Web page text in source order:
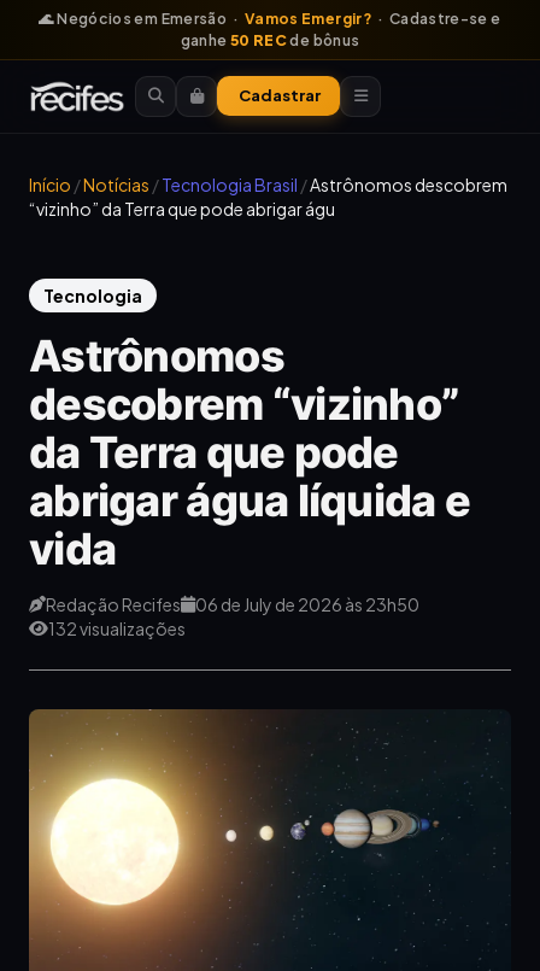
🌊 Negócios em Emersão · Vamos Emergir? · Cadastre-se e
ganhe50 RECde bônus
Cadastrar
Início /Notícias /Tecnologia Brasil /Astrônomos descobrem
“vizinho” da Terra que pode abrigar águ
Tecnologia
Astrônomos
descobrem “vizinho”
da Terra que pode
abrigar água líquida e
vida
Redação Recifes
06 de July de 2026 às 23h50
132 visualizações